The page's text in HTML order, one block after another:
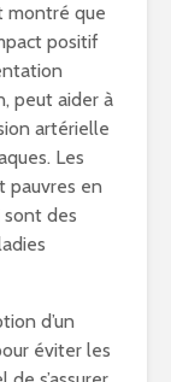
montré que
positif
peut aider à
artérielle
Les
pauvres en
sont des
d’un
éviter les